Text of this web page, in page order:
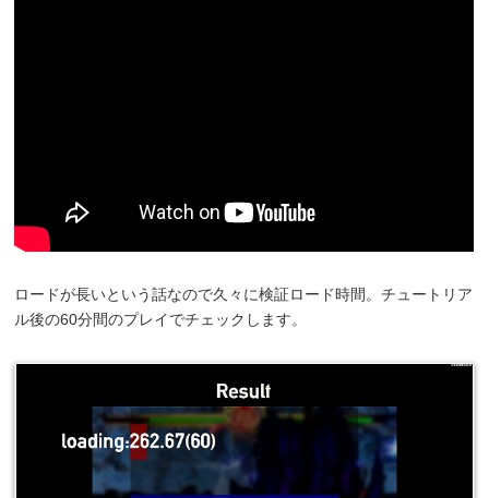
ロードが長いという話なので久々に検証ロード時間。チュートリア
ル後の60分間のプレイでチェックします。